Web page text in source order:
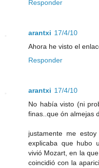
Responder
arantxi 17/4/10
Ahora he visto el
Responder
arantxi 17/4/10
No había visto (ni
finas..que ón almejas
justamente me
explicaba que hubo
vivió Mozart, en la
coincidió con la